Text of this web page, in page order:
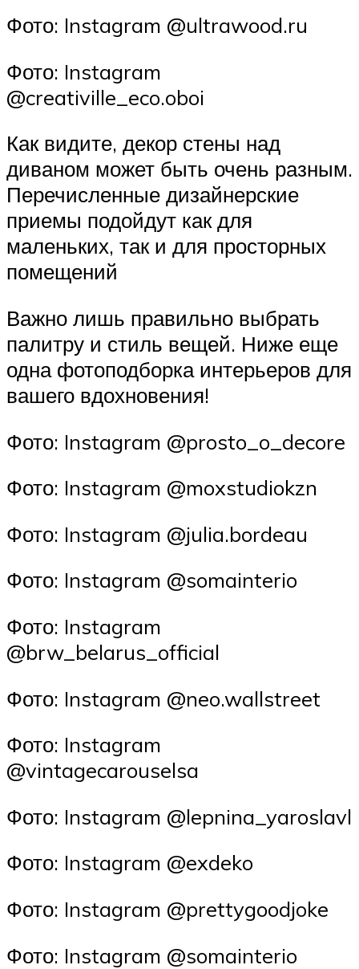
Фото: Instagram @ultrawood.ru
Фото: Instagram
@creativille_eco.oboi
Как видите, декор стены над
диваном может быть очень разным.
Перечисленные дизайнерские
приемы подойдут как для
маленьких, так и для просторных
помещений
Важно лишь правильно выбрать
палитру и стиль вещей. Ниже еще
одна фотоподборка интерьеров для
вашего вдохновения!
Фото: Instagram @prosto_o_decore
Фото: Instagram @moxstudiokzn
Фото: Instagram @julia.bordeau
Фото: Instagram @somainterio
Фото: Instagram
@brw_belarus_official
Фото: Instagram @neo.wallstreet
Фото: Instagram
@vintagecarouselsa
Фото: Instagram @lepnina_yaroslavl
Фото: Instagram @exdeko
Фото: Instagram @prettygoodjoke
Фото: Instagram @somainterio